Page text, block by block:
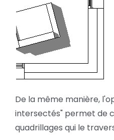
De la même manière,
intersectés" permet de
quadrillages qui le